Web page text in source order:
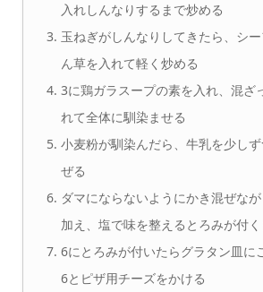
入れしんなりするまで炒める
玉ねぎがしんなりしてきたら、シ
ん草を入れて軽く炒める
3に鶏ガラスープの素を入れ、混ざ
れて全体に馴染ませる
小麦粉が馴染んだら、牛乳を少し
ぜる
ダマにならないようにかき混ぜな
加え、塩で味を整えるとろみが付
6にとろみが付いたらグラタン皿に
6とピザ用チーズをかける